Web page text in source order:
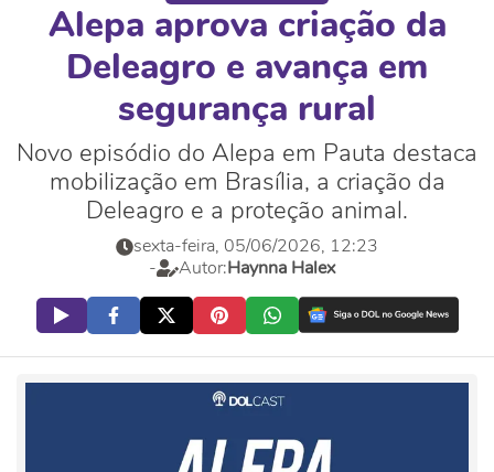
Alepa aprova criação da
Deleagro e avança em
segurança rural
Novo episódio do Alepa em Pauta destaca
mobilização em Brasília, a criação da
Deleagro e a proteção animal.
sexta-feira, 05/06/2026, 12:23
-
Autor:Haynna Halex